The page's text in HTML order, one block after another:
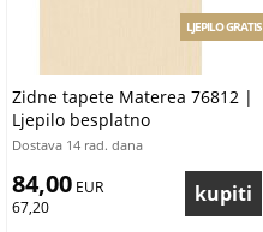
Zidne tapete Materea 76812 |
Ljepilo besplatno
LJEPILO GRATIS
Dostava 14 rad. dana
84,00 EUR
67,20